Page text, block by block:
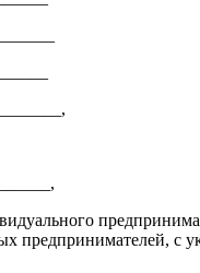
предпринимателей, с